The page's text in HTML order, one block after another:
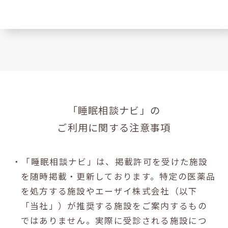
「睡眠相談ナビ」の
ご利用に関する注意事項
・「睡眠相談ナビ」は、掲載許可を受けた施設
を随時掲載・更新しております。特定の医薬品
を処方する施設やエーザイ株式会社（以下
「当社」）が推奨する施設をご案内するもの
ではありません。実際に受診される施設につ